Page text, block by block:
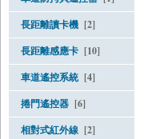
長距離讀卡機 [2]
長距離感應卡 [10]
車道遙控系統 [4]
捲門遙控器 [6]
相對式紅外線 [2]